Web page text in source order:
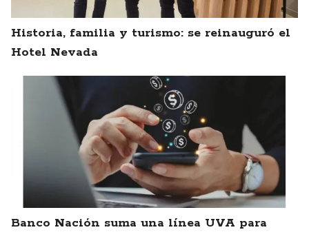
Historia, familia y turismo: se reinauguró el
Hotel Nevada
Banco Nación suma una línea UVA para